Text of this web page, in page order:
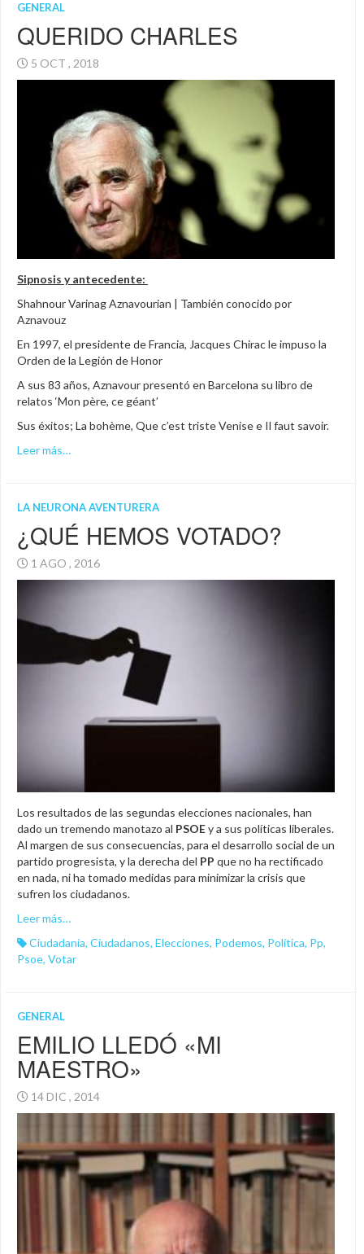
GENERAL
QUERIDO CHARLES
5 OCT , 2018
Sipnosis y antecedente:
Shahnour Varinag Aznavourian | También conocido por
Aznavouz
En 1997, el presidente de Francia, Jacques Chirac le impuso la
Orden de la Legión de Honor
A sus 83 años, Aznavour presentó en Barcelona su libro de
relatos ‘Mon père, ce géant’
Sus éxitos; La bohème, Que c’est triste Venise e Il faut savoir.
Leer más…
LA NEURONA AVENTURERA
¿QUÉ HEMOS VOTADO?
1 AGO , 2016
Los resultados de las segundas elecciones nacionales, han
dado un tremendo manotazo al PSOEy a sus políticas liberales.
Al margen de sus consecuencias, para el desarrollo social de un
partido progresista, y la derecha del PP que no ha rectificado
en nada, ni ha tomado medidas para minimizar la crisis que
sufren los ciudadanos.
Leer más…
Ciudadanía, Ciudadanos, Elecciones, Podemos, Política, Pp,
Psoe, Votar
GENERAL
EMILIO LLEDÓ «MI
MAESTRO»
14 DIC , 2014